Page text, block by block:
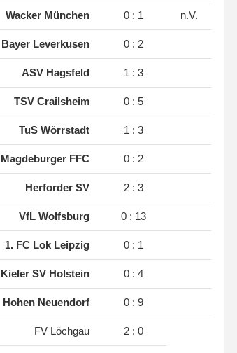
Wacker München 0 : 1 n.V.
Bayer Leverkusen 0 : 2
ASV Hagsfeld 1 : 3
TSV Crailsheim 0 : 5
TuS Wörrstadt 1 : 3
Magdeburger FFC 0 : 2
Herforder SV 2 : 3
VfL Wolfsburg 0 : 13
1. FC Lok Leipzig 0 : 1
Kieler SV Holstein 0 : 4
Hohen Neuendorf 0 : 9
FV Löchgau 2 : 0